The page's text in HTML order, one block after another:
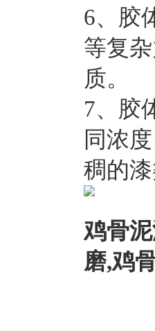
6、胶
等复
质。
7、胶
同浓
稠的
鸡骨泥
磨,鸡